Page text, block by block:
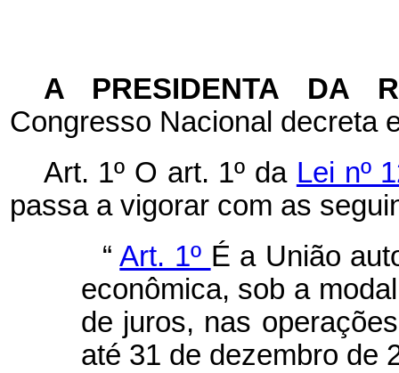
A PRESIDENTA DA
Congresso Nacional decreta
Art. 1º O art. 1º da Lei nº
passa a vigorar com as
“Art. 1º É a União
econômica, sob a
de juros, nas
até 31 de dezembro de